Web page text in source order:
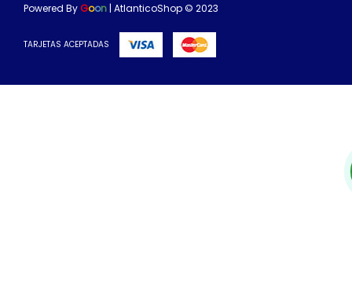
Powered By Goon | AtlanticoShop © 2023
TARJETAS ACEPTADAS